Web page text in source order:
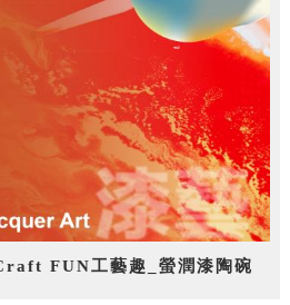
FUN工藝趣_螢潤漆陶碗